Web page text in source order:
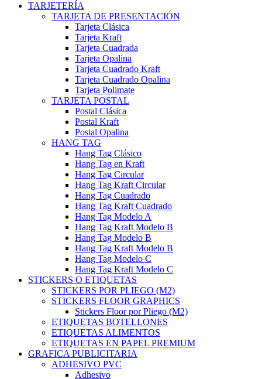
TARJETERÍA
TARJETA DE PRESENTACIÓN
Tarjeta Clásica
Tarjeta Kraft
Tarjeta Cuadrada
Tarjeta Opalina
Tarjeta Cuadrado Kraft
Tarjeta Cuadrado Opalina
Tarjeta Polimate
TARJETA POSTAL
Postal Clásica
Postal Kraft
Postal Opalina
HANG TAG
Hang Tag Clásico
Hang Tag en Kraft
Hang Tag Circular
Hang Tag Kraft Circular
Hang Tag Cuadrado
Hang Tag Kraft Cuadrado
Hang Tag Modelo A
Hang Tag Kraft Modelo B
Hang Tag Modelo B
Hang Tag Kraft Modelo B
Hang Tag Modelo C
Hang Tag Kraft Modelo C
STICKERS O ETIQUETAS
STICKERS POR PLIEGO (M2)
STICKERS FLOOR GRAPHICS
Stickers Floor por Pliego (M2)
ETIQUETAS BOTELLONES
ETIQUETAS ALIMENTOS
ETIQUETAS EN PAPEL PREMIUM
GRAFICA PUBLICITARIA
ADHESIVO PVC
Adhesivo